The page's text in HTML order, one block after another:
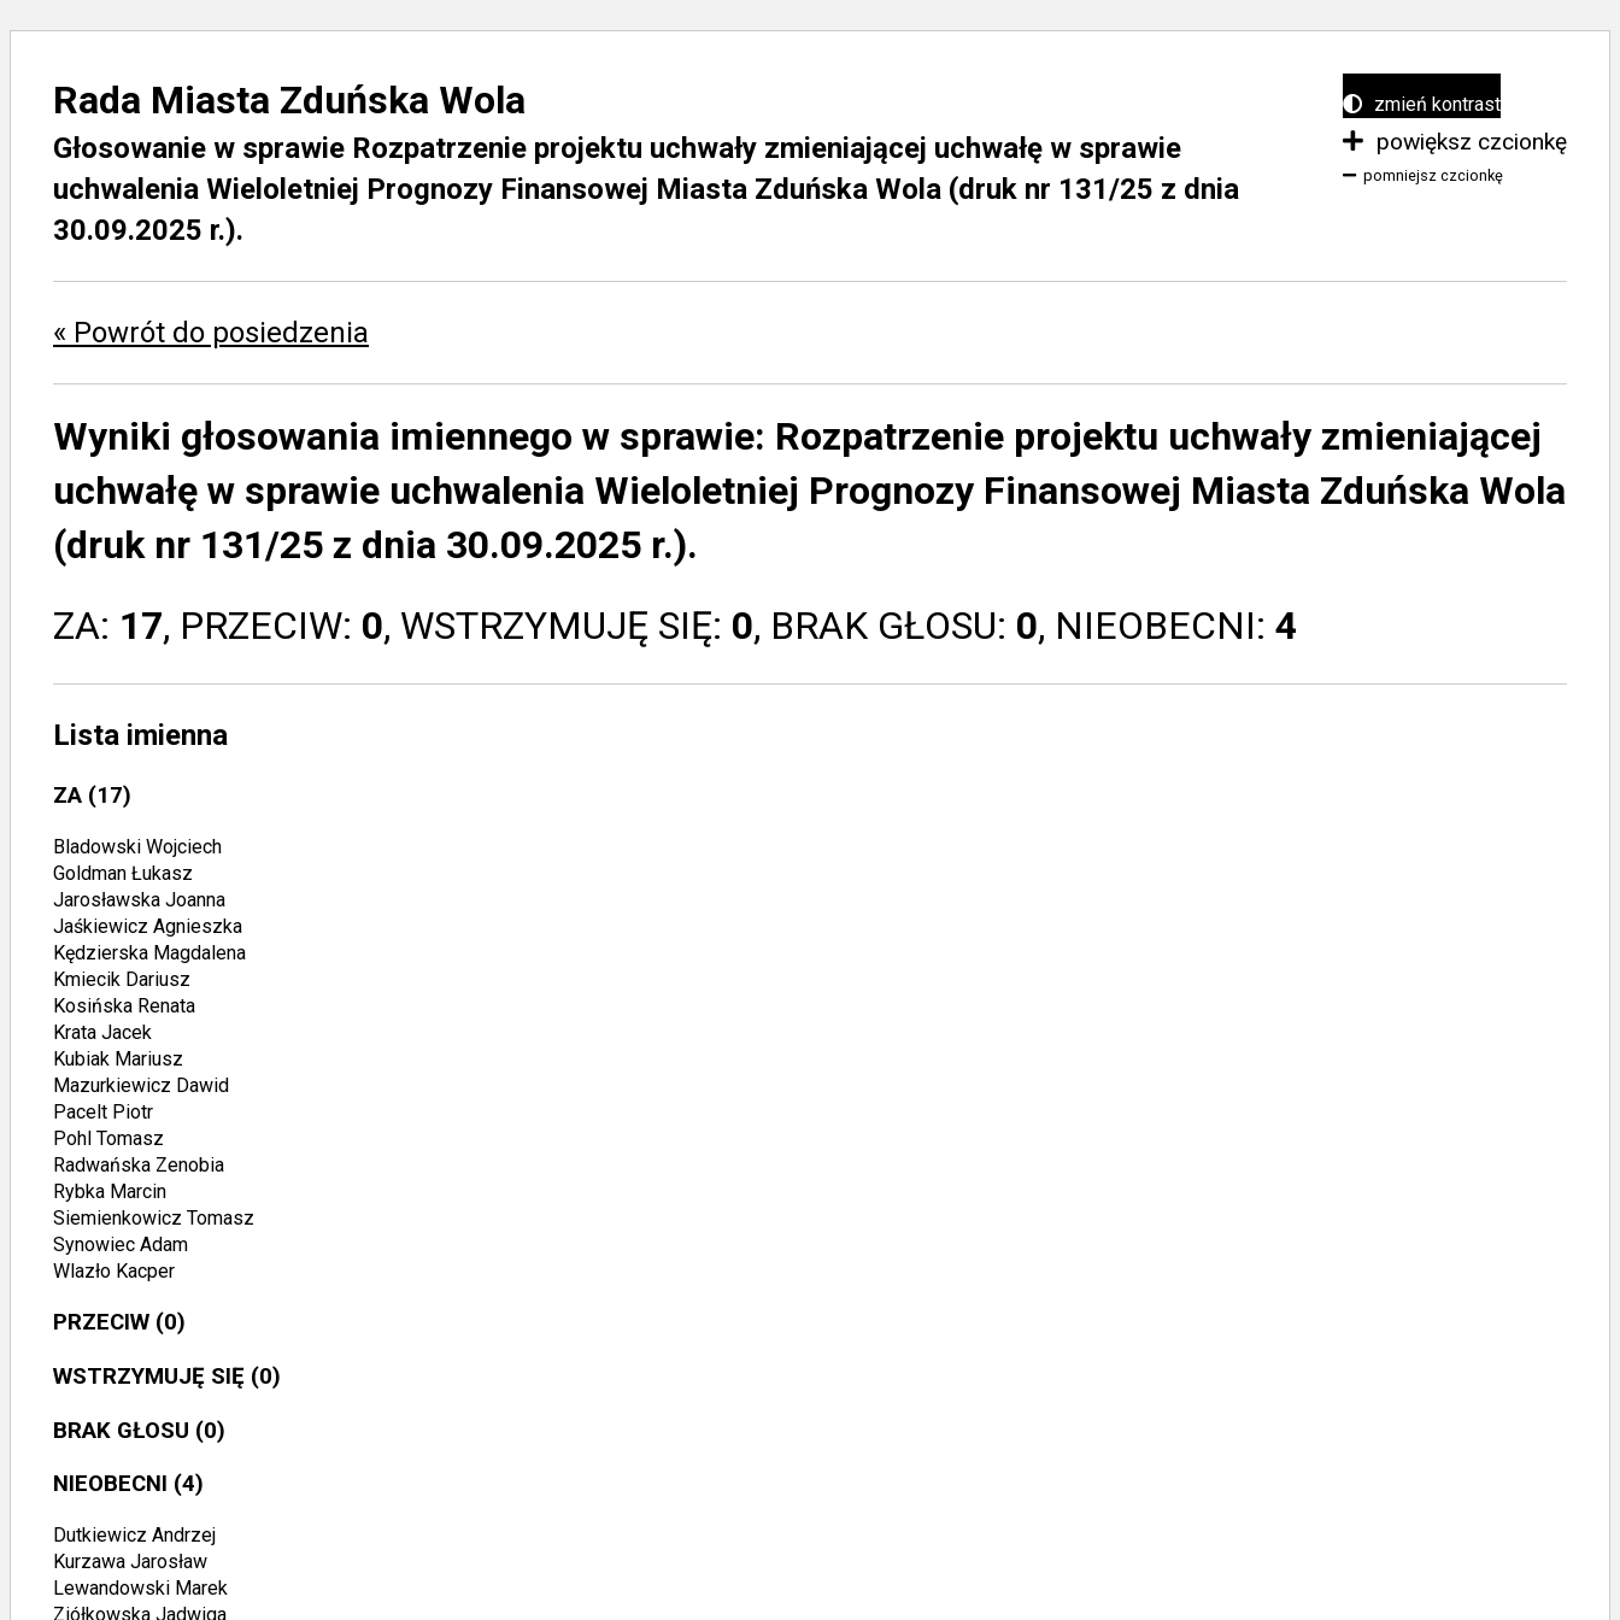
zmień kontrast
powiększ czcionkę
pomniejsz czcionkę
Rada Miasta Zduńska Wola
Głosowanie w sprawie Rozpatrzenie projektu uchwały zmieniającej uchwałę w sprawie
uchwalenia Wieloletniej Prognozy Finansowej Miasta Zduńska Wola (druk nr 131/25 z dnia
30.09.2025 r.).
« Powrót do posiedzenia
Wyniki głosowania imiennego w sprawie: Rozpatrzenie projektu uchwały zmieniającej
uchwałę w sprawie uchwalenia Wieloletniej Prognozy Finansowej Miasta Zduńska Wola
(druk nr 131/25 z dnia 30.09.2025 r.).
ZA: 17, PRZECIW: 0, WSTRZYMUJĘ SIĘ: 0, BRAK GŁOSU: 0, NIEOBECNI: 4
Lista imienna
ZA (17)
Bladowski Wojciech
Goldman Łukasz
Jarosławska Joanna
Jaśkiewicz Agnieszka
Kędzierska Magdalena
Kmiecik Dariusz
Kosińska Renata
Krata Jacek
Kubiak Mariusz
Mazurkiewicz Dawid
Pacelt Piotr
Pohl Tomasz
Radwańska Zenobia
Rybka Marcin
Siemienkowicz Tomasz
Synowiec Adam
Wlazło Kacper
PRZECIW (0)
WSTRZYMUJĘ SIĘ (0)
BRAK GŁOSU (0)
NIEOBECNI (4)
Dutkiewicz Andrzej
Kurzawa Jarosław
Lewandowski Marek
Ziółkowska Jadwiga